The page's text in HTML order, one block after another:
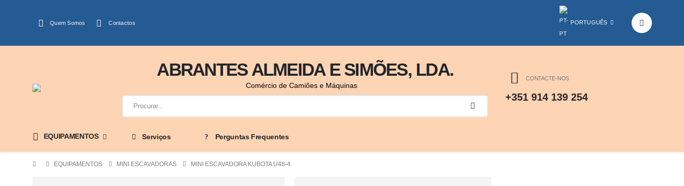
Quem Somos Contactos PORTUGUÊS
ABRANTES ALMEIDA E SIMÕES, LDA.
Comércio de Camiões e Máquinas
CONTACTE-NOS
+351 914 139 254
EQUIPAMENTOS Serviços Perguntas Frequentes
EQUIPAMENTOS MINI ESCAVADORAS MINI ESCAVADORA KUBOTA U48-4